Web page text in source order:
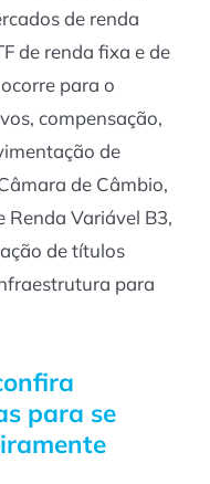
de renda
de renda fixa e de
para o
compensação,
de
de Câmbio,
Renda Variável B3,
de títulos
para
para se